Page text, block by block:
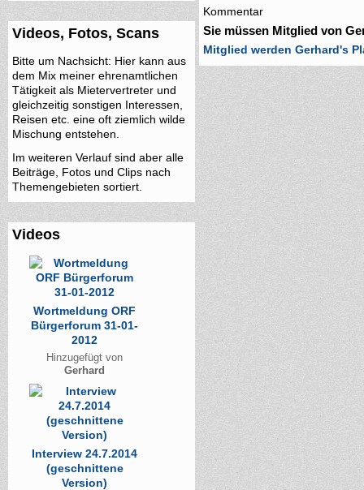
Videos, Fotos, Scans
Bitte um Nachsicht: Hier kann aus
dem Mix meiner ehrenamtlichen
Tätigkeit als Mietervertreter und
gleichzeitig sonstigen Interessen,
Reisen etc. eine oft ziemlich wilde
Mischung entstehen.
Im weiteren Verlauf sind aber alle
Beiträge, Fotos und Clips nach
Themengebieten sortiert.
Videos
Wortmeldung ORF
Bürgerforum 31-01-
2012
Hinzugefügt von
Gerhard
Interview 24.7.2014
(geschnittene
Version)
Kommentar
Sie müssen Mitglied von
Mitglied werden Gerhard's